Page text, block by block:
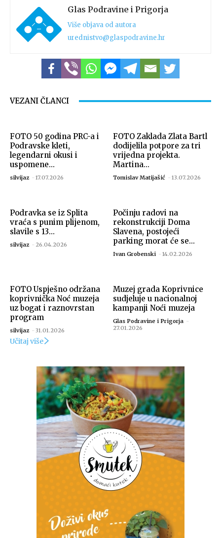
Glas Podravine i Prigorja
Više objava od autora
urednistvo@glaspodravine.hr
VEZANI ČLANCI
FOTO 50 godina PRC-a i
Podravske kleti,
legendarni okusi i
uspomene...
silvijaz - 17.07.2026
FOTO Zaklada Zlata Bartl
dodijelila potpore za tri
vrijedna projekta.
Martina...
Tomislav Matijašić - 13.07.2026
Podravka se iz Splita
vraća s punim plijenom,
slavile s 13...
silvijaz - 26.04.2026
Počinju radovi na
rekonstrukciji Doma
Slavena, postojeći
parking morat će se...
Ivan Grobenski - 14.02.2026
FOTO Uspješno održana
koprivnička Noć muzeja
uz bogat i raznovrstan
program
silvijaz - 31.01.2026
Muzej grada Koprivnice
sudjeluje u nacionalnoj
kampanji Noći muzeja
Glas Podravine i Prigorja -
27.01.2026
Učitaj više